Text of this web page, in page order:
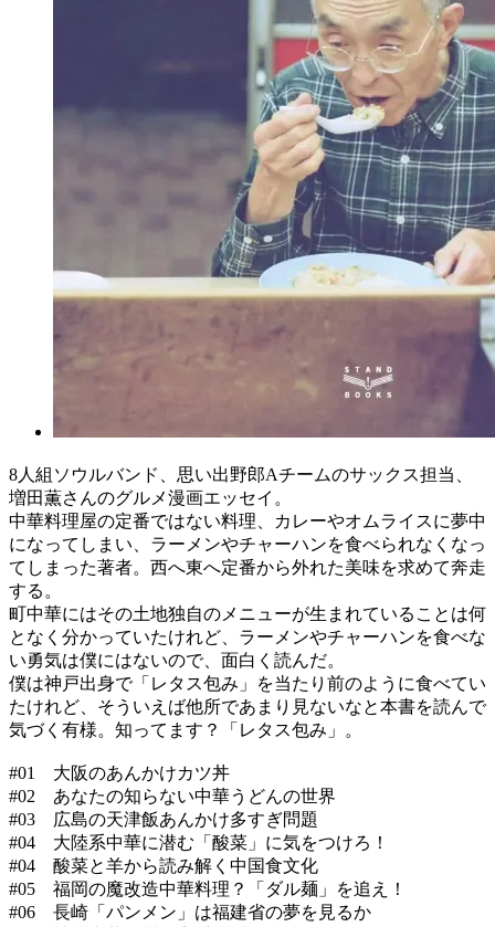
8人組ソウルバンド、思い出野郎Aチームのサックス担当、
増田薫さんのグルメ漫画エッセイ。
中華料理屋の定番ではない料理、カレーやオムライスに夢中
になってしまい、ラーメンやチャーハンを食べられなくなっ
てしまった著者。西へ東へ定番から外れた美味を求めて奔走
する。
町中華にはその土地独自のメニューが生まれていることは何
となく分かっていたけれど、ラーメンやチャーハンを食べな
い勇気は僕にはないので、面白く読んだ。
僕は神戸出身で「レタス包み」を当たり前のように食べてい
たけれど、そういえば他所であまり見ないなと本書を読んで
気づく有様。知ってます？「レタス包み」。
#01 大阪のあんかけカツ丼
#02 あなたの知らない中華うどんの世界
#03 広島の天津飯あんかけ多すぎ問題
#04 大陸系中華に潜む「酸菜」に気をつけろ！
#04 酸菜と羊から読み解く中国食文化
#05 福岡の魔改造中華料理？「ダル麺」を追え！
#06 長崎「パンメン」は福建省の夢を見るか